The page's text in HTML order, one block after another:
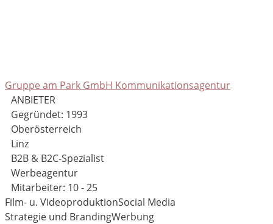
Gruppe am Park GmbH Kommunikationsagentur
ANBIETER
Gegründet: 1993
Oberösterreich
Linz
B2B & B2C-Spezialist
Werbeagentur
Mitarbeiter: 10 - 25
Film- u. VideoproduktionSocial Media
Strategie und BrandingWerbung